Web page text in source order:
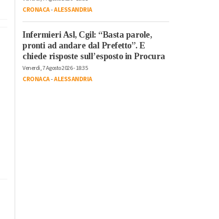
CRONACA-ALESSANDRIA
Infermieri Asl, Cgil: “Basta parole,
pronti ad andare dal Prefetto”. E
chiede risposte sull’esposto in Procura
Venerdì, 7 Agosto 2026 - 18:35
CRONACA-ALESSANDRIA